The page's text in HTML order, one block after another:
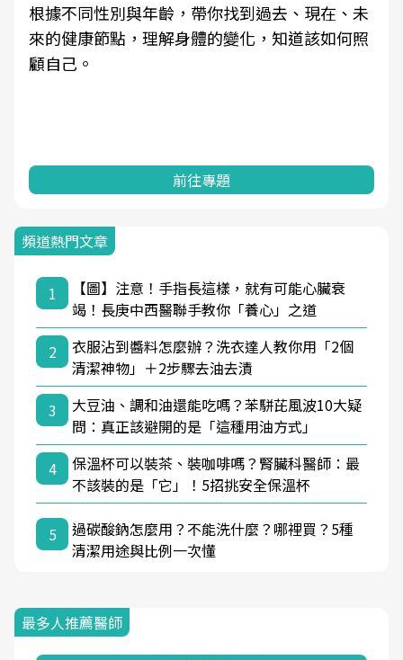
根據不同性別與年齡，帶你找到過去、現在、未
來的健康節點，理解身體的變化，知道該如何照
顧自己。
前往專題
頻道熱門文章
1
【圖】注意！手指長這樣，就有可能心臟衰
竭！長庚中西醫聯手教你「養心」之道
2
衣服沾到醬料怎麼辦？洗衣達人教你用「2個
清潔神物」＋2步驟去油去漬
3
大豆油、調和油還能吃嗎？苯駢芘風波10大疑
問：真正該避開的是「這種用油方式」
4
保溫杯可以裝茶、裝咖啡嗎？腎臟科醫師：最
不該裝的是「它」！5招挑安全保溫杯
5
過碳酸鈉怎麼用？不能洗什麼？哪裡買？5種
清潔用途與比例一次懂
最多人推薦醫師